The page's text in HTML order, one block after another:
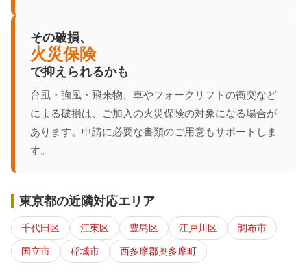
その破損、
火災保険
で抑えられるかも
台風・強風・飛来物、車やフォークリフトの衝突など
による破損は、ご加入の火災保険の対象になる場合が
あります。申請に必要な書類のご用意もサポートしま
す。
東京都の近隣対応エリア
千代田区 江東区 豊島区 江戸川区
調布市
国立市
稲城市 西多摩郡奥多摩町